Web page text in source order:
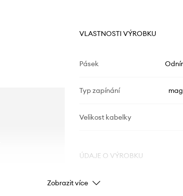
VLASTNOSTI VÝROBKU
Pásek
Typ zapínání
Velikost kabelky
ÚDAJE O VÝROBKU
Kód výrobce
Zobrazit více